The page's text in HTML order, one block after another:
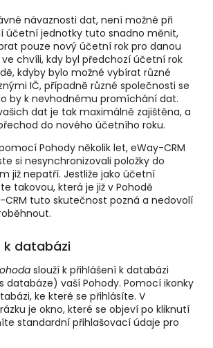
návaznosti dat, není možné při
účetní jednotky tuto snadno měnit,
pouze nový účetní rok pro danou
chvíli, kdy byl předchozí účetní rok
kdyby bylo možné vybírat různé
IČ, případně různé společnosti se
by k nevhodnému promíchání dat.
dat je tak maximálně zajištěna, a
do nového účetního roku.
Pohody několik let, eWay-CRM
si nesynchronizovali položky do
již nepatří. Jestliže jako účetní
takovou, která je již v Pohodě
CRM tuto skutečnost pozná a nedovolí
k databázi
slouží k přihlášení k databázi
databáze) vaší Pohody. Pomocí ikonky
ke které se přihlásíte. V
je okno, které se objeví po kliknutí
standardní přihlašovací údaje pro